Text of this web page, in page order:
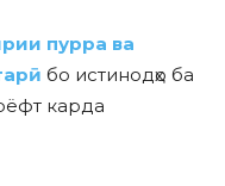
пурра ва
бо истинодҳо ба
карда